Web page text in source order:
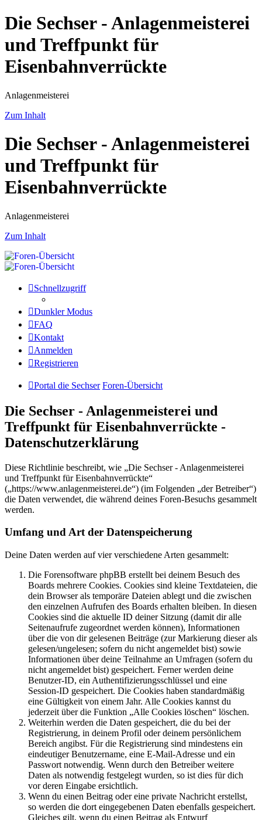
Die Sechser - Anlagenmeisterei
und Treffpunkt für
Eisenbahnverrückte
Anlagenmeisterei
Zum Inhalt
Die Sechser - Anlagenmeisterei
und Treffpunkt für
Eisenbahnverrückte
Anlagenmeisterei
Zum Inhalt
Schnellzugriff
Dunkler Modus
FAQ
Kontakt
Anmelden
Registrieren
Portal die Sechser Foren-Übersicht
Die Sechser - Anlagenmeisterei und
Treffpunkt für Eisenbahnverrückte -
Datenschutzerklärung
Diese Richtlinie beschreibt, wie „Die Sechser - Anlagenmeisterei
und Treffpunkt für Eisenbahnverrückte“
(„https://www.anlagenmeisterei.de“) (im Folgenden „der Betreiber“)
die Daten verwendet, die während deines Foren-Besuchs gesammelt
werden.
Umfang und Art der Datenspeicherung
Deine Daten werden auf vier verschiedene Arten gesammelt:
Die Forensoftware phpBB erstellt bei deinem Besuch des
Boards mehrere Cookies. Cookies sind kleine Textdateien, die
dein Browser als temporäre Dateien ablegt und die zwischen
den einzelnen Aufrufen des Boards erhalten bleiben. In diesen
Cookies sind die aktuelle ID deiner Sitzung (damit dir alle
Seitenaufrufe zugeordnet werden können), Informationen
über die von dir gelesenen Beiträge (zur Markierung dieser als
gelesen/ungelesen; sofern du nicht angemeldet bist) sowie
Informationen über deine Teilnahme an Umfragen (sofern du
nicht angemeldet bist) gespeichert. Ferner werden deine
Benutzer-ID, ein Authentifizierungsschlüssel und eine
Session-ID gespeichert. Die Cookies haben standardmäßig
eine Gültigkeit von einem Jahr. Alle Cookies kannst du
jederzeit über die Funktion „Alle Cookies löschen“ löschen.
Weiterhin werden die Daten gespeichert, die du bei der
Registrierung, in deinem Profil oder deinem persönlichem
Bereich angibst. Für die Registrierung sind mindestens ein
eindeutiger Benutzername, eine E-Mail-Adresse und ein
Passwort notwendig. Wenn durch den Betreiber weitere
Daten als notwendig festgelegt wurden, so ist dies für dich
vor deren Eingabe ersichtlich.
Wenn du einen Beitrag oder eine private Nachricht erstellst,
so werden die dort eingegebenen Daten ebenfalls gespeichert.
Gleiches gilt, wenn du einen Beitrag als Entwurf